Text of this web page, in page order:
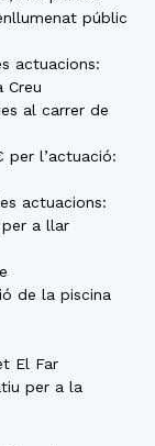
públic
actuacions:
Creu
al carrer de
per l’actuació:
actuacions:
a llar
de la piscina
El Far
per a la